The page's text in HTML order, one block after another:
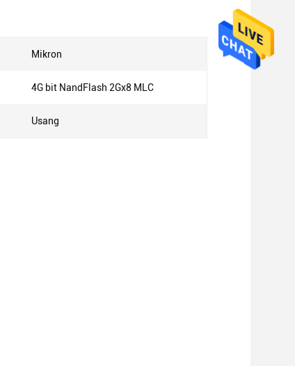
Mikron
4G bit NandFlash 2Gx8 MLC
Usang